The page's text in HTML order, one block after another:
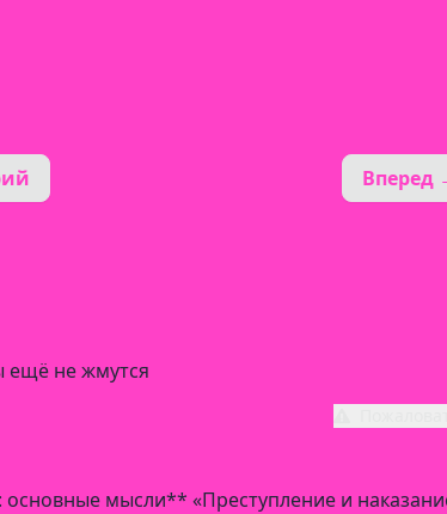
Вперед
ещё не жмутся
мысли** «Преступление и